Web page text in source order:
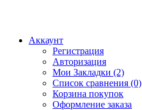
Аккаунт
Регистрация
Авторизация
Мои Закладки (2)
Список сравнения (0)
Корзина покупок
Оформление заказа